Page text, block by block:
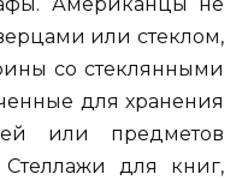
или стеклом,
со стеклянными
для хранения
или предметов
Стеллажи для книг,